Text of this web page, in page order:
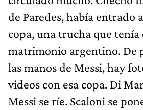
de Paredes, había entrado
copa, una trucha que tenía
matrimonio argentino. De
las manos de Messi, hay
videos con esa copa. Di
Messi se ríe. Scaloni se